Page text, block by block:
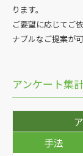
ります。
ご要望に応じてご
ナブルなご提案が可
アンケート集
手法